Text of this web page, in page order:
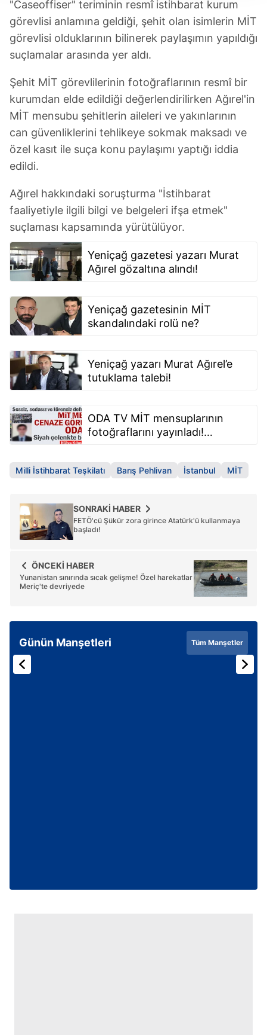
takdirde, kullanıcılara hedefli reklamlar
gösterilmeyecektir."
Sizlere daha iyi bir hizmet sunabilmek için İnternet
Sitemizde kendimize ve üçüncü kişilere ait çerezler
kullanılmaktadır. Bu çerezler vasıtasıyla çeşitli kişisel
verileriniz işlenmekte olup gerekli olan çerezler bilgi
toplumu hizmetlerinin sunulması amacıyla
kullanılmaktadır. Diğer çerezler, sitemizin daha işlevsel
kılınması ve kişiselleştirilmesi ve sizlere yönelik
reklam/pazarlama faaliyetlerinin yapılması, amaçlarıyla
sınırlı olarak açık rızanız dahilinde kullanılacaktır.
Çerezlere ilişkin tercihlerinizi aşağıda yer alan panel
vasıtasıyla belirleyebilirsiniz. Çerezlere ilişkin detaylı bilgi
için Ayarlar butonuna tıklayabilir, Çerez Bilgilendirme
Metnimizi
ziyaret edebilirsiniz.
6698 sayılı Kişisel Verilerin Korunması Kanunu uyarınca
hazırlanmış Aydınlatma Metnimizi okumak ve sitemizde
almak için lütfentıklayınız.
"Caseoffiser" teriminin resmî istihbarat kurum
görevlisi anlamına geldiği, şehit olan isimlerin MİT
görevlisi olduklarının bilinerek paylaşımın yapıldığı
suçlamalar arasında yer aldı.
Şehit MİT görevlilerinin fotoğraflarının resmî bir
kurumdan elde edildiği değerlendirilirken Ağırel'in
MİT mensubu şehitlerin aileleri ve yakınlarının
can güvenliklerini tehlikeye sokmak maksadı ve
özel kasıt ile suça konu paylaşımı yaptığı iddia
edildi.
Ağırel hakkındaki soruşturma "İstihbarat
faaliyetiyle ilgili bilgi ve belgeleri ifşa etmek"
suçlaması kapsamında yürütülüyor.
Yeniçağ gazetesi yazarı Murat
Ağırel gözaltına alındı!
Yeniçağ gazetesinin MİT
skandalındaki rolü ne?
Yeniçağ yazarı Murat Ağırel’e
tutuklama talebi!
ODA TV MİT mensuplarının
fotoğraflarını yayınladı!
şehidin fotoğrafından
arkadaşlarına ulaşacak!
Milli İstihbarat Teşkilatı Barış Pehlivan İstanbul MİT
SONRAKİ HABER
FETÖ'cü Şükür zora girince Atatürk'ü kullanmaya
başladı!
ÖNCEKİ HABER
Yunanistan sınırında sıcak gelişme! Özel harekatlar
Meriç'te devriyede
Günün Manşetleri Tüm Manşetler